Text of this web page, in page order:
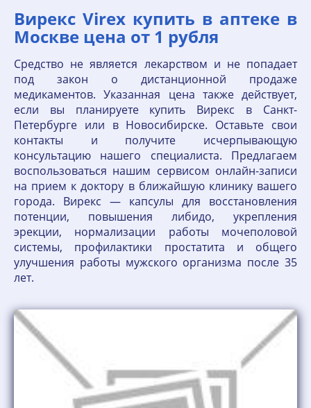
Вирекс Virex купить в аптеке в
Москве цена от 1 рубля
Средство не является лекарством и не попадает
под закон о дистанционной продаже
медикаментов. Указанная цена также действует,
если вы планируете купить Вирекс в Санкт-
Петербурге или в Новосибирске. Оставьте свои
контакты и получите исчерпывающую
консультацию нашего специалиста. Предлагаем
воспользоваться нашим сервисом онлайн-записи
на прием к доктору в ближайшую клинику вашего
города. Вирекс — капсулы для восстановления
потенции, повышения либидо, укрепления
эрекции, нормализации работы мочеполовой
системы, профилактики простатита и общего
улучшения работы мужского организма после 35
лет.